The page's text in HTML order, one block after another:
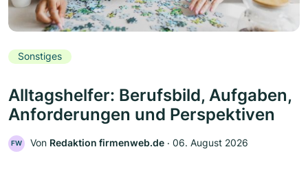
Sonstiges
Alltagshelfer: Berufsbild, Aufgaben,
Anforderungen und Perspektiven
FW Von Redaktion firmenweb.de ‧ 06. August 2026